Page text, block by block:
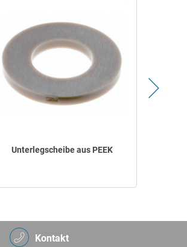
Unterlegscheibe aus PEEK
Kontakt